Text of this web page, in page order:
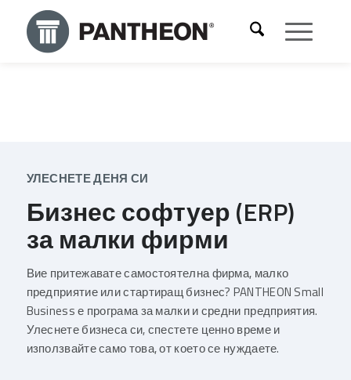
УЛЕСНЕТЕ ДЕНЯ СИ
Бизнес софтуер (ERP)
за малки фирми
Вие притежавате самостоятелна фирма, малко
предприятие или стартиращ бизнес? PANTHEON Small
Business е програма за малки и средни предприятия.
Улеснете бизнеса си, спестете ценно време и
използвайте само това, от което се нуждаете.